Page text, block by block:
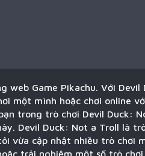
Game Pikachu. Với Devil
một mình hoặc chơi online
trong trò chơi Devil Duck:
Devil Duck: Not a Troll là
vừa cập nhật nhiều trò chơi
trải nghiệm một số trò